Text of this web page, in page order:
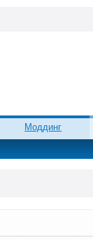
Моддинг